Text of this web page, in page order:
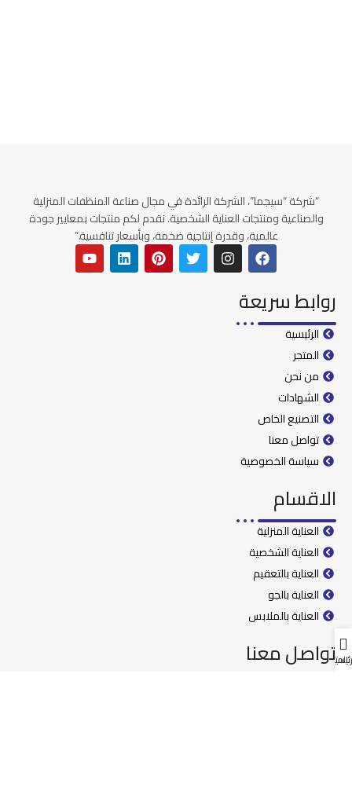
“شركة “سيجما”، الشركة الرائدة في مجال صناعة المنظفات المنزلية
والصناعية ومنتجات العناية الشخصية. نقدم لكم منتجات بمعايير جودة
عالمية، وقدرة إنتاجية ضخمة، وبأسعار تنافسية.”
روابط سريعة
الرئيسية
المتجر
من نحن
الشهادات
التصنيع الخاص
تواصل معنا
سياسة الخصوصية
الاقسام
العناية المنزلية
العناية الشخصية
العناية بالتعقيم
العناية بالجو
العناية بالملابس
تواصل معناالمتجر